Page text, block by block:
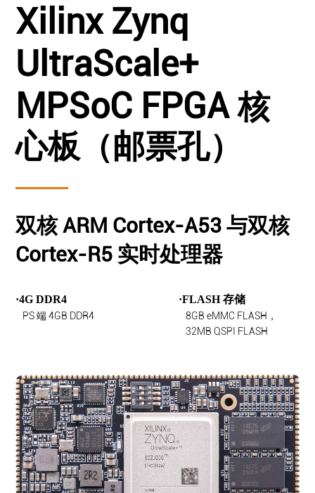
Xilinx Zynq
UltraScale+
MPSoC FPGA核
心板（邮票孔）
双核 ARM Cortex-A53 与双核
Cortex-R5 实时处理器
·4G DDR4
PS 端 4GB DDR4
·FLASH 存储
8GB eMMC FLASH，
32MB QSPI FLASH